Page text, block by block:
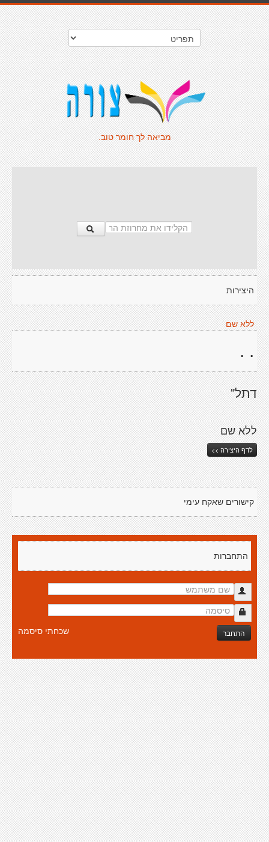
מביאה לך חומר טוב.
היצירות
ללא שם
. .
דתל"
ללא שם
לדף היצירה >>
קישורים שאקח עימי
התחברות
התחבר שכחתי סיסמה